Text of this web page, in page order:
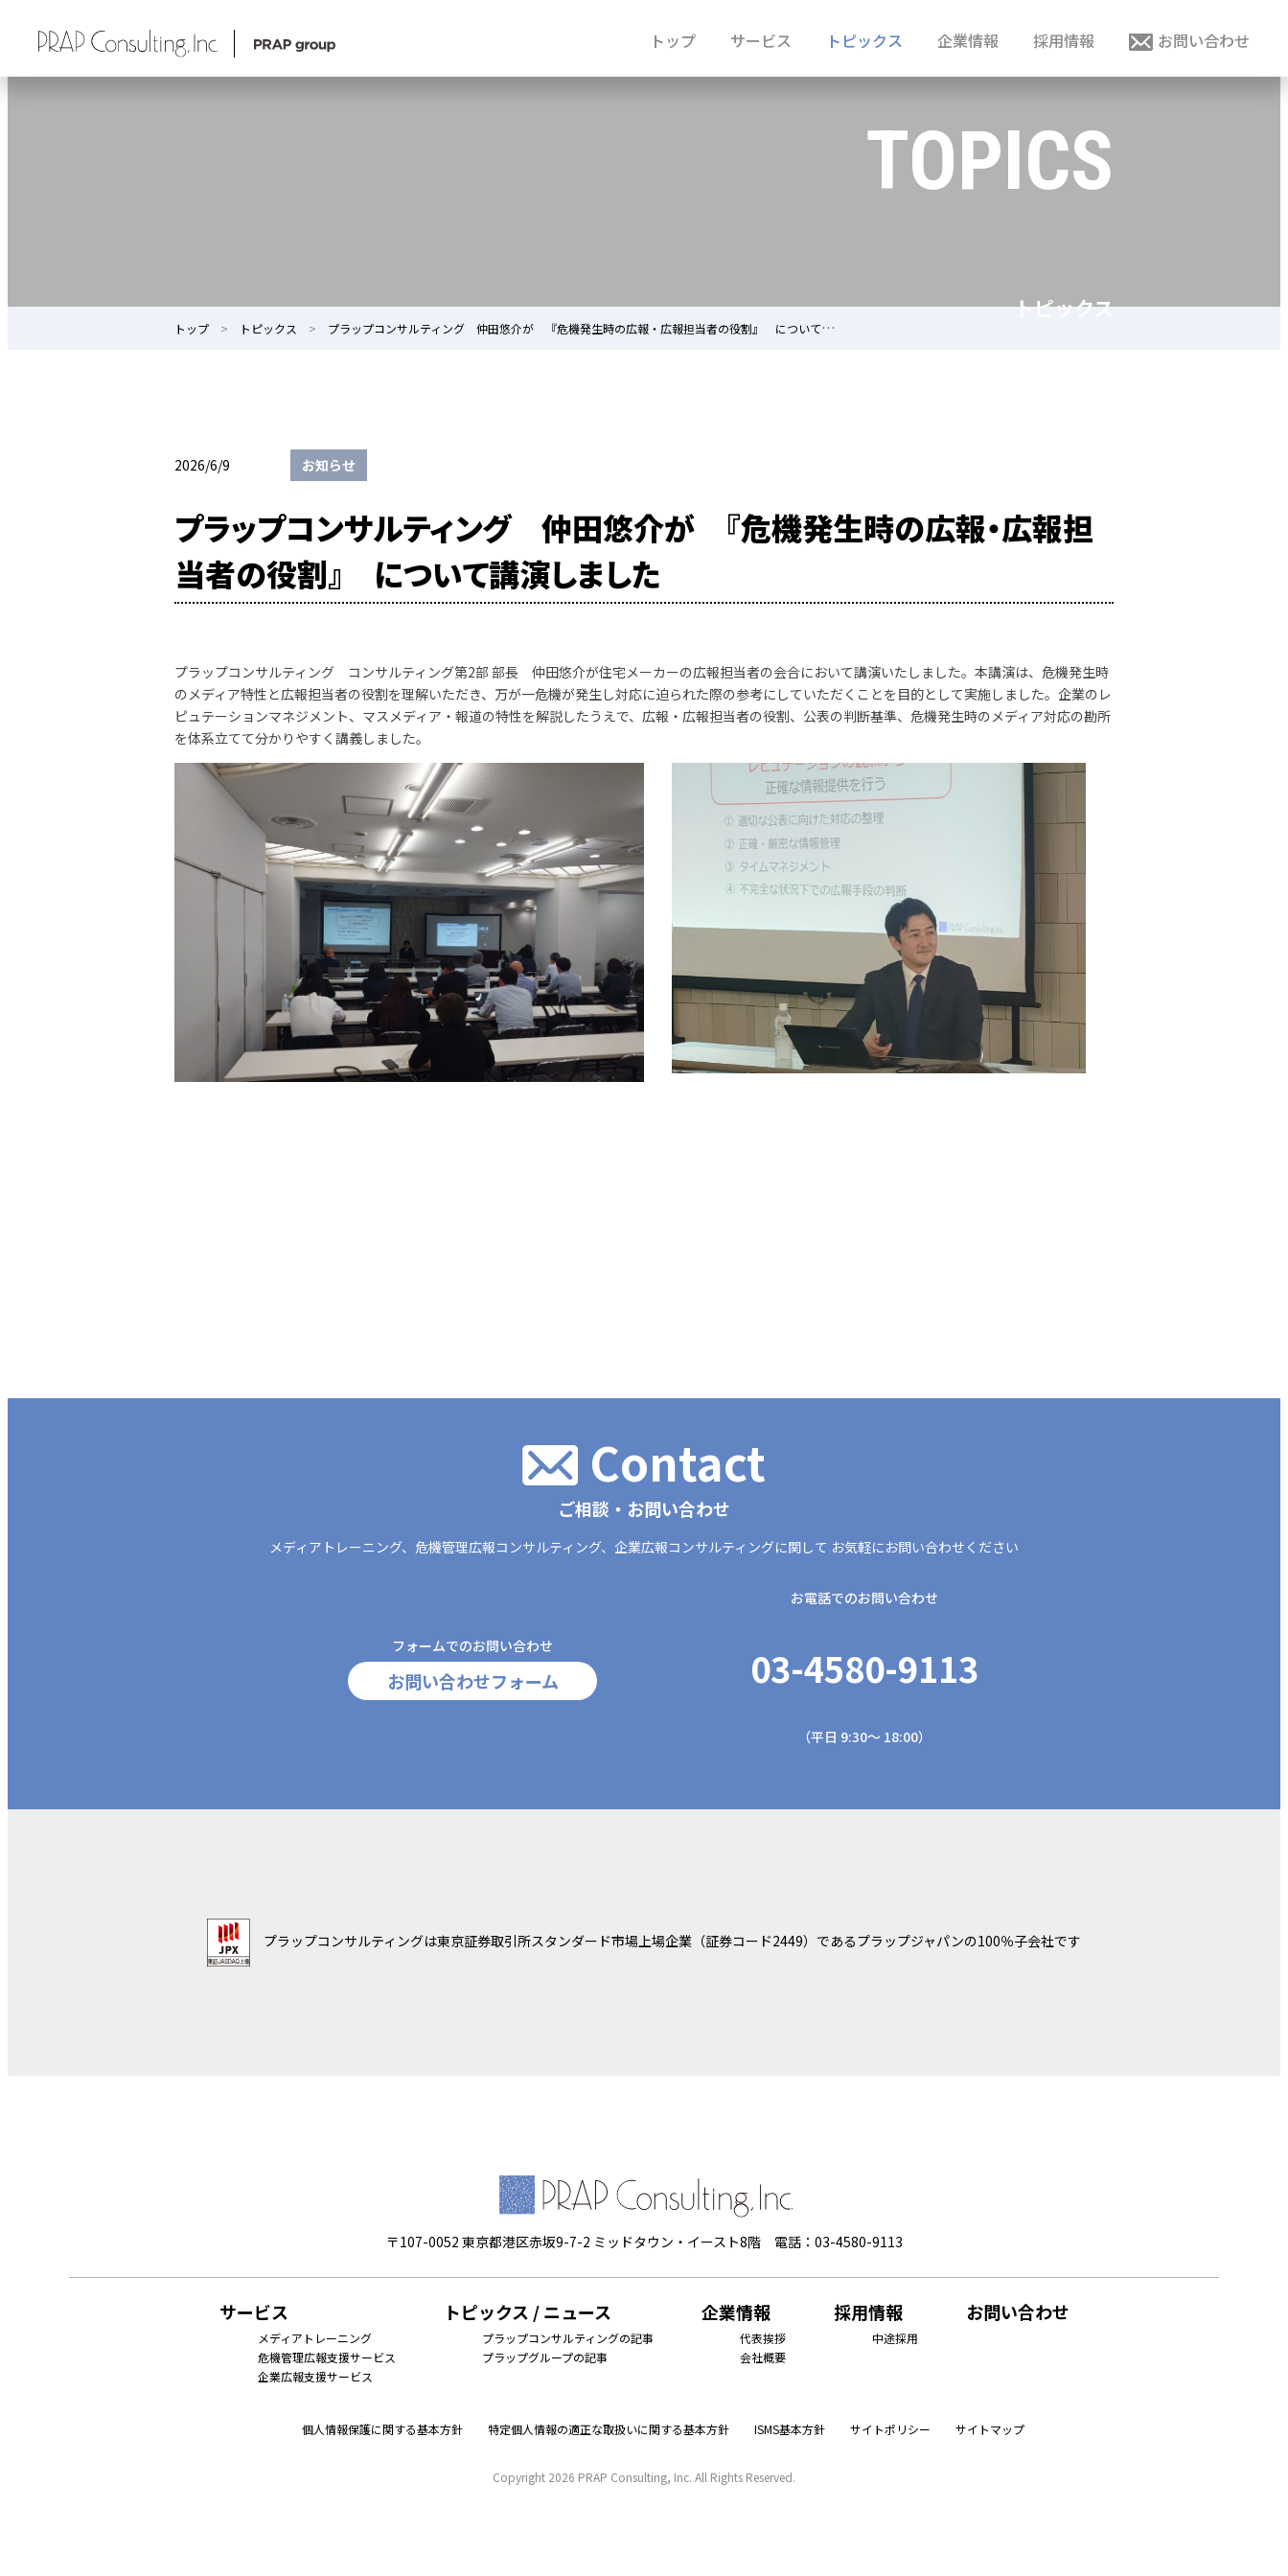
トップ サービス トピックス 企業情報 採用情報 お問い合わせ
TOPICS
トピックス
トップ トピックス プラップコンサルティング 仲田悠介が 『危機発生時の広報・広報担当者の役割』 について講演しました
2026/6/9 お知らせ
プラップコンサルティング 仲田悠介が 『危機発生時の広報・広報担
当者の役割』 について講演しました
プラップコンサルティング コンサルティング第2部 部長 仲田悠介が住宅メーカーの広報担当者の会合において講演いたしました。本講演は、危機発生時
のメディア特性と広報担当者の役割を理解いただき、万が一危機が発生し対応に迫られた際の参考にしていただくことを目的として実施しました。企業のレ
ピュテーションマネジメント、マスメディア・報道の特性を解説したうえで、広報・広報担当者の役割、公表の判断基準、危機発生時のメディア対応の勘所
を体系立てて分かりやすく講義しました。
Contact
ご相談・お問い合わせ
メディアトレーニング、 危機管理広報コンサルティング、 企業広報コンサルティングに関して お気軽にお問い合わせください
フォームでのお問い合わせ
お問い合わせフォーム
お電話でのお問い合わせ
03-4580-9113
（平日 9:30～ 18:00）
プラップコンサルティングは東京証券取引所スタンダード市場上場企業（証券コード2449）であるプラップジャパンの100％子会社です
〒107-0052 東京都港区赤坂9-7-2 ミッドタウン・イースト8階 電話：03-4580-9113
サービス
メディアトレーニング
危機管理広報支援サービス
企業広報支援サービス
トピックス / ニュース
プラップコンサルティングの記事
プラップグループの記事
企業情報
代表挨拶
会社概要
採用情報
中途採用
お問い合わせ
個人情報保護に関する基本方針 特定個人情報の適正な取扱いに関する基本方針 ISMS基本方針 サイトポリシー サイトマップ
Copyright 2026 PRAP Consulting, Inc. All Rights Reserved.